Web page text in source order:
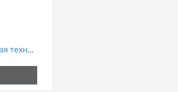
Высокоточная индивидуальная технология спекания из стали Mim детали порошковая металлургия